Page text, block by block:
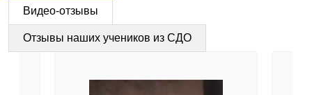
Видео-отзывы
Отзывы наших учеников из СДО